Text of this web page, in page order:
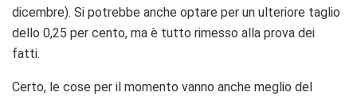
dicembre). Si potrebbe anche optare per un ulteriore taglio
dello 0,25 per cento, ma è tutto rimesso alla prova dei
fatti.
Certo, le cose per il momento vanno anche meglio del